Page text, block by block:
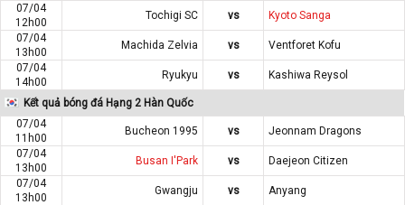
07/04
12h00
Tochigi SC vs
Kyoto Sanga
07/04
13h00
Machida Zelvia vs
Ventforet Kofu
07/04
14h00
Ryukyu vs Kashiwa Reysol
Kết quả bóng đá Hạng 2 Hàn Quốc
07/04
11h00
Bucheon 1995 vs
Jeonnam Dragons
07/04
13h00
Busan I'Park vs
Daejeon Citizen
07/04
13h00
Gwangju vs Anyang